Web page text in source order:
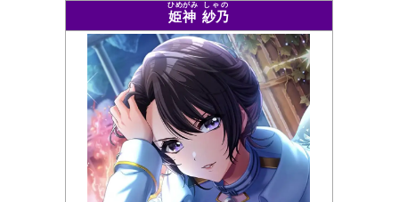
姫神
ひめがみ
紗乃
しゃの